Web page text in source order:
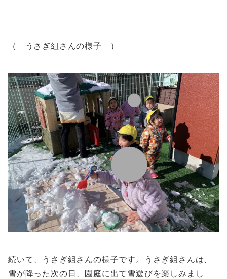
（ うさぎ組さんの様子 ）
続いて、うさぎ組さんの様子です。うさぎ組さんは、
雪が降った次の日、園庭に出て雪遊びを楽しみまし